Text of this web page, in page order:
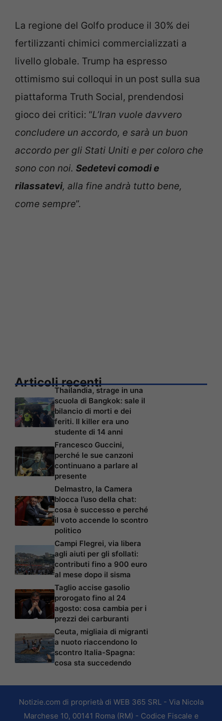
La regione del Golfo produce il 30% dei
fertilizzanti chimici commercializzati a
livello globale. Trump ha espresso
ottimismo sui colloqui in un post sulla sua
piattaforma Truth Social, prendendosi
gioco dei critici: “L’Iran vuole davvero
concludere un accordo, e sarà un buon
accordo per gli Stati Uniti e per coloro che
sono con noi. Sedetevi comodi e
rilassatevi, alla fine andrà tutto bene,
come sempre”.
Articoli recenti
Thailandia, strage in una
scuola di Bangkok: sale il
bilancio di morti e dei
feriti. Il killer era uno
studente di 14 anni
Francesco Guccini,
perché le sue canzoni
continuano a parlare al
presente
Delmastro, la Camera
blocca l’uso della chat:
cosa è successo e perché
il voto accende lo scontro
politico
Campi Flegrei, via libera
agli aiuti per gli sfollati:
contributi fino a 900 euro
al mese dopo il sisma
Taglio accise gasolio
prorogato fino al 24
agosto: cosa cambia per i
prezzi dei carburanti
Ceuta, migliaia di migranti
a nuoto riaccendono lo
scontro Italia-Spagna:
cosa sta succedendo
Notizie.com di proprietà di WEB 365 SRL - Via Nicola
Marchese 10, 00141 Roma (RM) - Codice Fiscale e